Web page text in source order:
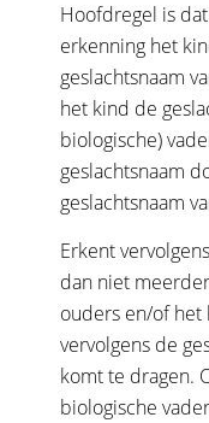
Hoofdregel is
erkenning het
geslachtsnaam
het kind de
biologische)
geslachtsnaam
geslachtsnaam
Erkent
dan niet
ouders en/of het
vervolgens de
komt te dragen.
biologische